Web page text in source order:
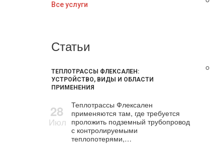
Все услуги
Статьи
ТЕПЛОТРАССЫ ФЛЕКСАЛЕН:
УСТРОЙСТВО, ВИДЫ И ОБЛАСТИ
ПРИМЕНЕНИЯ
28
Июл
Теплотрассы Флексален
применяются там, где требуется
проложить подземный трубопровод
с контролируемыми
теплопотерями,…